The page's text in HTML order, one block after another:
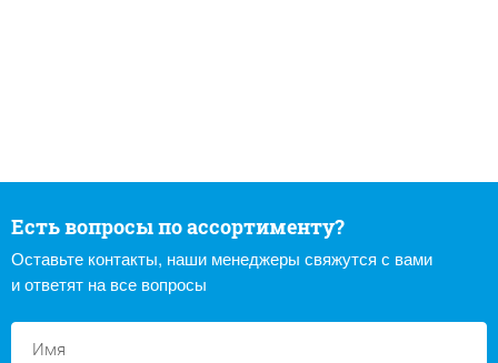
Есть вопросы по ассортименту?
Оставьте контакты, наши менеджеры свяжутся с вами
и ответят на все вопросы